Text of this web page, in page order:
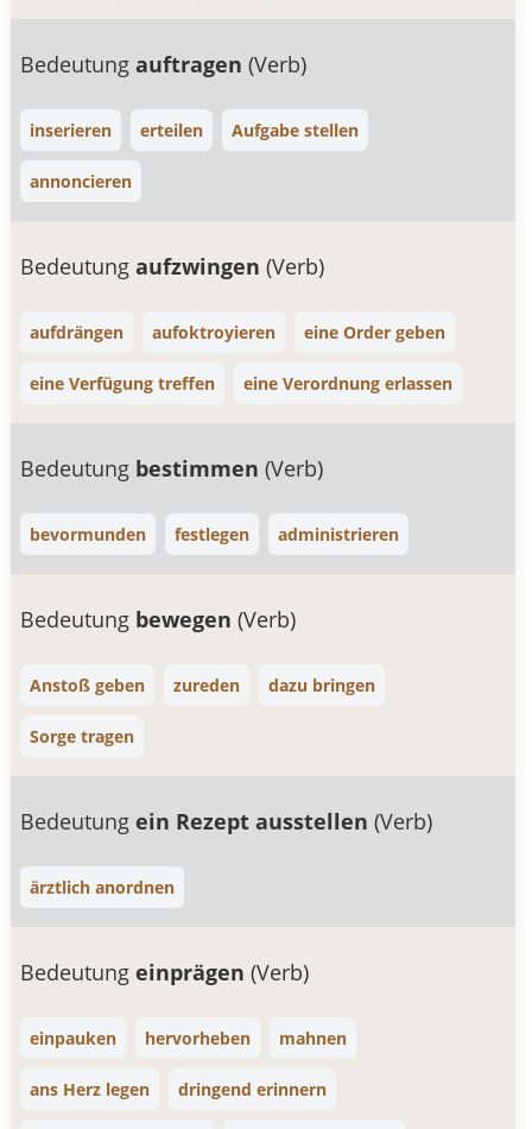
Bedeutungauftragen(Verb)
inserieren erteilen Aufgabe stellen
annoncieren
Bedeutungaufzwingen(Verb)
aufdrängen aufoktroyieren eine Order geben
eine Verfügung treffen eine Verordnung erlassen
Bedeutung bestimmen(Verb)
bevormunden festlegen administrieren
Bedeutung bewegen(Verb)
Anstoß geben zureden dazu bringen
Sorge tragen
Bedeutungein Rezept ausstellen(Verb)
ärztlich anordnen
Bedeutungeinprägen(Verb)
einpauken hervorheben mahnen
ans Herz legen dringend erinnern